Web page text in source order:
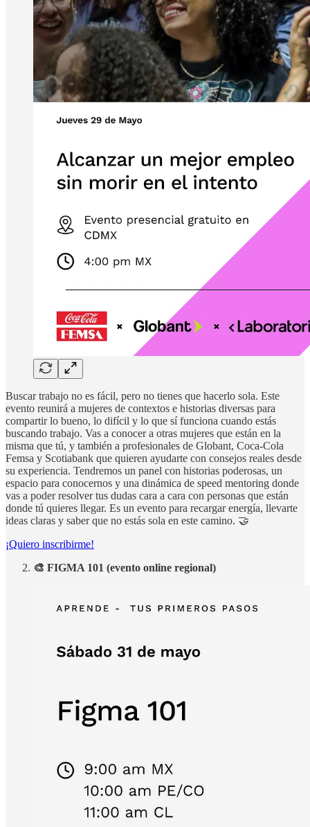
Buscar trabajo no es fácil, pero no tienes que hacerlo sola. Este
evento reunirá a mujeres de contextos e historias diversas para
compartir lo bueno, lo difícil y lo que sí funciona cuando estás
buscando trabajo. Vas a conocer a otras mujeres que están en la
misma que tú, y también a profesionales de Globant, Coca-Cola
Femsa y Scotiabank que quieren ayudarte con consejos reales desde
su experiencia. Tendremos un panel con historias poderosas, un
espacio para conocernos y una dinámica de speed mentoring donde
vas a poder resolver tus dudas cara a cara con personas que están
donde tú quieres llegar. ​Es un evento para recargar energía, llevarte
ideas claras y saber que no estás sola en este camino. 🤝
¡Quiero inscribirme!
🎨 FIGMA 101 (evento online regional)